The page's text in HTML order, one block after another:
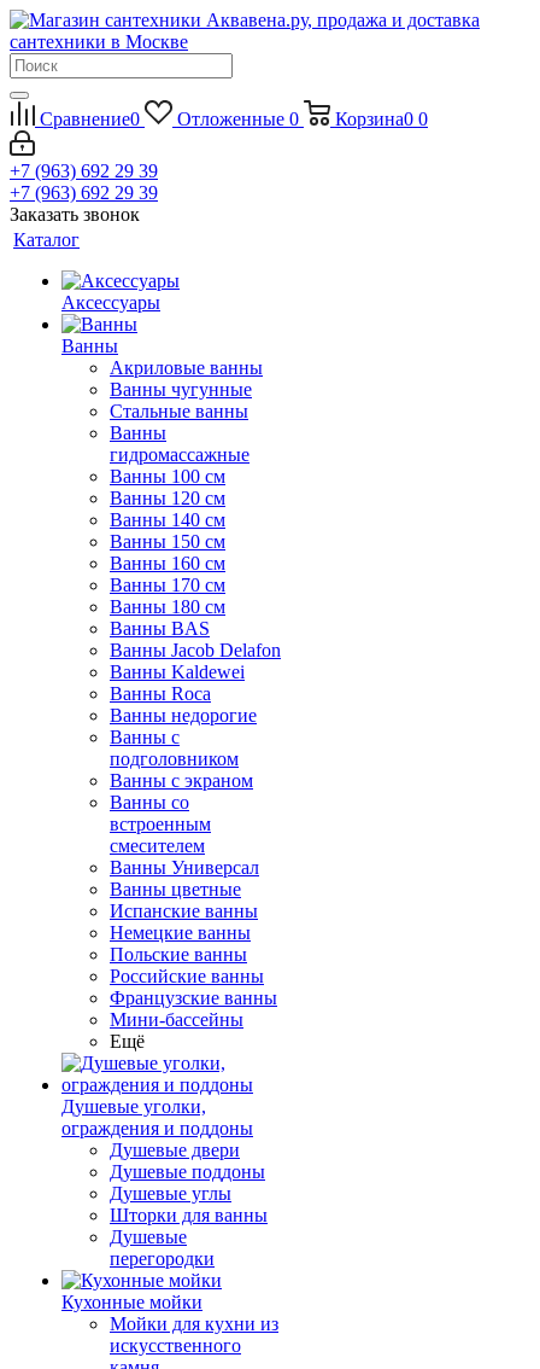
Сравнение0 Отложенные 0 Корзина0 0
+7 (963) 692 29 39
+7 (963) 692 29 39
Заказать звонок
Каталог
Аксессуары
Ванны
Акриловые ванны
Ванны чугунные
Стальные ванны
Ванны
гидромассажные
Ванны 100 см
Ванны 120 см
Ванны 140 см
Ванны 150 см
Ванны 160 см
Ванны 170 см
Ванны 180 см
Ванны BAS
Ванны Jacob Delafon
Ванны Kaldewei
Ванны Roca
Ванны недорогие
Ванны с
подголовником
Ванны с экраном
Ванны со
встроенным
смесителем
Ванны Универсал
Ванны цветные
Испанские ванны
Немецкие ванны
Польские ванны
Российские ванны
Французские ванны
Мини-бассейны
Ещё
Душевые уголки,
ограждения и поддоны
Душевые двери
Душевые поддоны
Душевые углы
Шторки для ванны
Душевые
перегородки
Кухонные мойки
Мойки для кухни из
искусственного